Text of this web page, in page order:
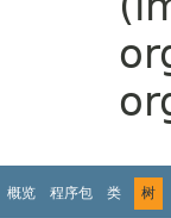
概览 程序包 类 树